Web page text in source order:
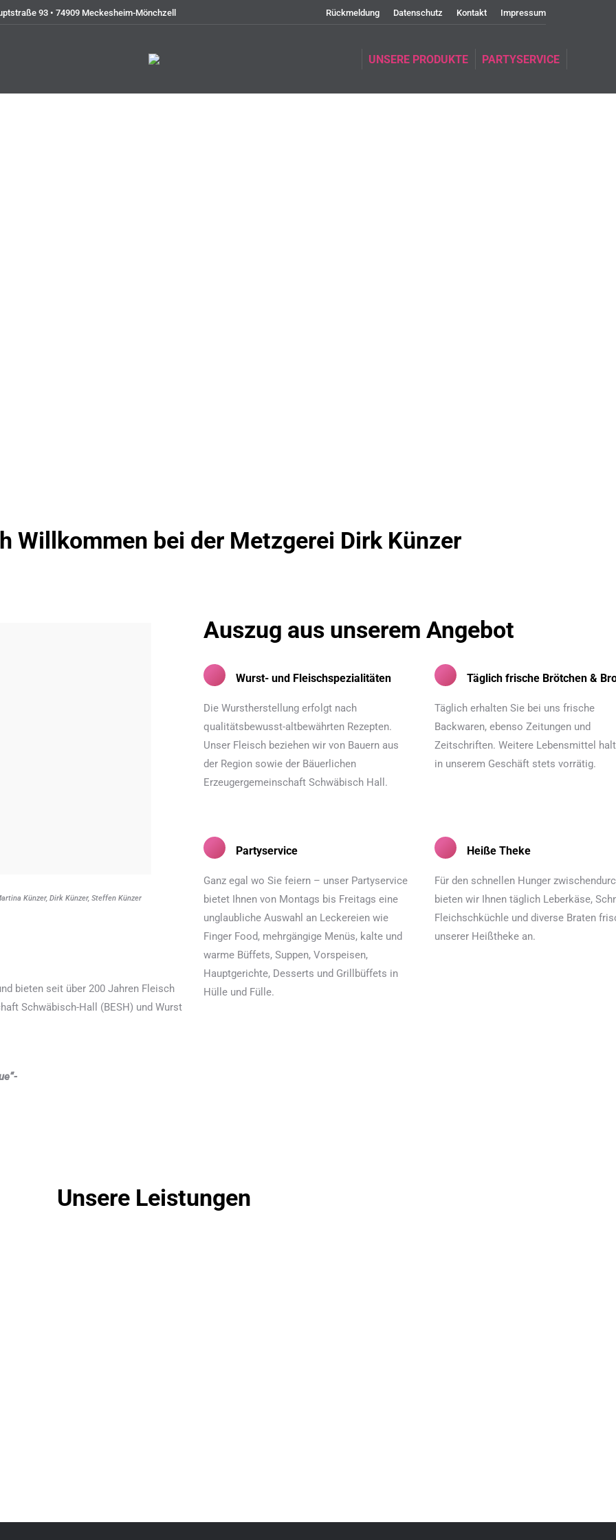
93 • 74909 Meckesheim-Mönchzell Rückmeldung Datenschutz Kontakt Impressum
UNSERE PRODUKTE PARTYSERVICE
Willkommen bei der Metzgerei Dirk Künzer
Künzer, Dirk Künzer, Steffen Künzer
bieten seit über 200 Jahren Fleisch
Schwäbisch-Hall (BESH) und Wurst
Auszug aus unserem Angebot
Wurst- und Fleischspezialitäten
Die Wurstherstellung erfolgt nach
qualitätsbewusst-altbewährten Rezepten.
Unser Fleisch beziehen wir von Bauern aus
der Region sowie der Bäuerlichen
Erzeugergemeinschaft Schwäbisch Hall.
Täglich frische Brötchen &
Täglich erhalten Sie bei uns frische
Backwaren, ebenso Zeitungen und
Zeitschriften. Weitere Lebensmittel
in unserem Geschäft stets vorrätig.
Partyservice
Ganz egal wo Sie feiern – unser Partyservice
bietet Ihnen von Montags bis Freitags eine
unglaubliche Auswahl an Leckereien wie
Finger Food, mehrgängige Menüs, kalte und
warme Büffets, Suppen, Vorspeisen,
Hauptgerichte, Desserts und Grillbüffets in
Hülle und Fülle.
Heiße Theke
Für den schnellen Hunger
bieten wir Ihnen täglich Leberkäse,
Fleichschküchle und diverse Braten
unserer Heißtheke an.
Unsere Leistungen